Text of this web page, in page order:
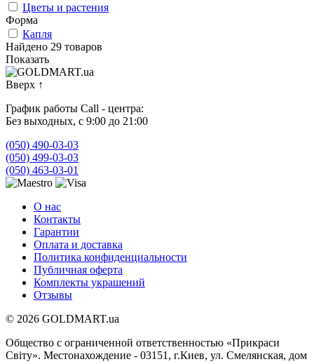
Цветы и растения
Форма
Капля
Найдено 29 товаров
Показать
Вверх ↑
График работы Call - центра:
Без выходных, с 9:00 до 21:00
(050) 490-03-03
(050) 499-03-03
(050) 463-03-01
О нас
Контакты
Гарантии
Оплата и доставка
Политика конфиденциальности
Публичная оферта
Комплекты украшений
Отзывы
© 2026 GOLDMART.ua
Общество с ограниченной ответственностью «Прикраси
Світу». Местонахождение - 03151, г.Киев, ул. Смелянская, дом